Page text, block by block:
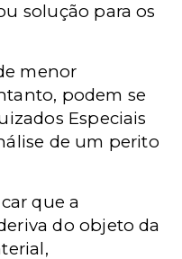
solução para os
menor
podem se
Especiais
de um perito
que a
do objeto da